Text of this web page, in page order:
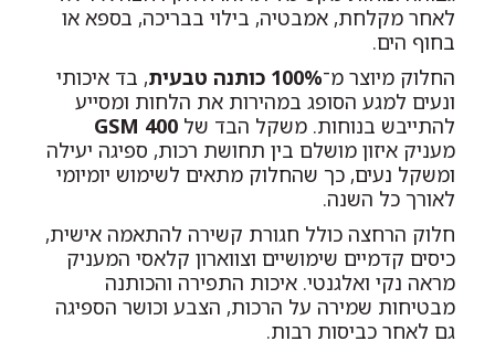
לאחר מקלחת, אמבטיה, בילוי בבריכה, בספא או
בחוף הים.
החלוק מיוצר מ־100% כותנה טבעית
, בד איכותי
ונעים למגע הסופג במהירות את הלחות ומסייע
להתייבש בנוחות. משקל הבד של 400 GSM
מעניק איזון מושלם בין תחושת רכות, ספיגה יעילה
ומשקל נעים, כך שהחלוק מתאים לשימוש יומיומי
לאורך כל השנה.
חלוק הרחצה כולל חגורת קשירה להתאמה אישית,
כיסים קדמיים שימושיים וצווארון קלאסי המעניק
מראה נקי ואלגנטי. איכות התפירה והכותנה
מבטיחות שמירה על הרכות, הצבע וכושר הספיגה
גם לאחר כביסות רבות.